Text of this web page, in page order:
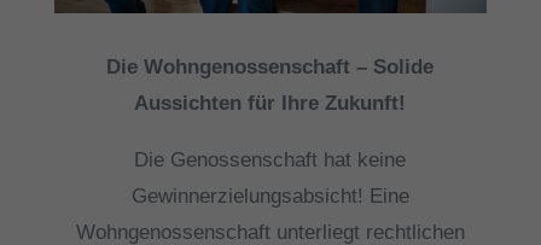
Die Wohngenossenschaft – Solide
Aussichten für Ihre Zukunft!
Die Genossenschaft hat keine
Gewinnerzielungsabsicht! Eine
Wohngenossenschaft unterliegt rechtlichen